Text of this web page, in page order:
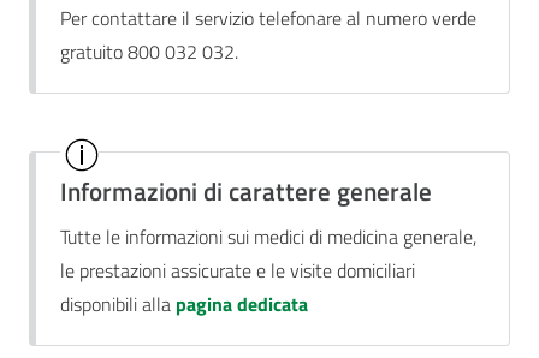
Per contattare il servizio telefonare al numero verde
gratuito 800 032 032.
Informazioni di carattere generale
Tutte le informazioni sui medici di medicina generale,
le prestazioni assicurate e le visite domiciliari
disponibili alla pagina dedicata